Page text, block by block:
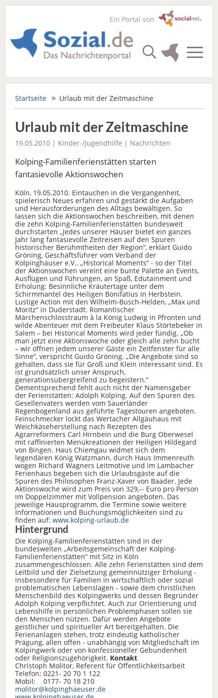
Ein Portal von
Startseite Urlaub mit der Zeitmaschine
Urlaub mit der Zeitmaschine
19.05.2010 | Kinder-/Jugendhilfe | Nachrichten
Kolping-Familienferienstätten starten
fantasievolle Aktionswochen
Köln, 19.05.2010. Eintauchen in die Vergangenheit,
spielerisch Neues erfahren und gestärkt die Aufgaben
und Herausforderungen des Alltags bewältigen. So
lassen sich die Aktionswochen beschreiben, mit denen
die zehn Kolping-Familienferienstätten bundesweit
durchstarten „Jedes unserer Häuser bietet ein ganzes
Jahr lang fantasievolle Zeitreisen auf den Spuren
historischer Berühmtheiten der Region“, erklärt Guido
Gröning, Geschäftsführer vom Verband der
Kolpinghäuser e.V.. „Historical Moments“ - so der Titel
der Aktionswochen vereint eine bunte Palette an Events,
Ausflügen und Führungen, an Spaß, Edutainment und
Erholung: Besinnliche Kräutertage unter dem
Schirmmantel des Heiligen Bonifatius in Herbstein.
Lustige Action mit den Wilhelm-Busch-Helden, „Max und
Moritz“ in Duderstadt. Romantischer
Märchenschlosstraum à la König Ludwig in Pfronten und
wilde Abenteuer mit dem Freibeuter Klaus Störtebeker in
Salem – bei Historical Moments wird jeder fündig. „Ob
man jetzt eine Aktionswoche oder gleich alle zehn bucht
– wir öffnen jedem unserer Gäste ein Zeitfenster für alle
Sinne“, verspricht Guido Gröning. „Die Angebote sind so
gehalten, dass sie für Groß und Klein interessant sind. Es
ist grundsätzlich unser Anspruch,
generationsübergreifend zu begeistern.“
Dementsprechend fehlt auch nicht der Namensgeber
der Ferienstätten: Adolph Kolping. Auf den Spuren des
Gesellenvaters werden vom Sauerländer
Regenbogenland aus geführte Tagestouren angeboten.
Feinschmecker lockt das Wertacher Allgäuhaus mit
Weichkäseherstellung nach Rezepten des
Agrarreformers Carl Hirnbein und die Burg Oberwesel
mit raffinierten Menükreationen der Heiligen Hildegard
von Bingen. Haus Chiemgau widmet sich dem
legendären König Watzmann, durch Haus Immenreuth
wogen Richard Wagners Leitmotive und im Lambacher
Ferienhaus begeben sich die Urlaubsgäste auf die
Spuren des Philosophen Franz-Xaver von Baader. Jede
Aktionswoche wird zum Preis von 329,-- Euro pro Person
im Doppelzimmer mit Vollpension angeboten. Das
jeweilige Hausprogramm, die Termine sowie weitere
Informationen und Buchungsmöglichkeiten sind zu
finden auf: www.kolping-urlaub.de
Hintergrund
Die Kolping-Familienferienstätten sind in der
bundesweiten „Arbeitsgemeinschaft der Kolping-
Familienferienstätten“ mit Sitz in Köln
zusammengeschlossen. Alle zehn Ferienstätten sind dem
Leitbild und der Zielsetzung gemeinnütziger Erholung -
insbesondere für Familien in wirtschaftlich oder sozial
problematischen Lebenslagen - sowie dem christlichen
Menschenbild des Kolpingwerks und dessen Begründer
Adolph Kolping verpflichtet. Auch zur Orientierung und
Lebenshilfe in persönlichen Problemphasen sollen sie
den Menschen nützen. Dafür werden Angebote
geistlicher und spiritueller Art bereitgehalten. Die
Ferienanlagen stehen, trotz eindeutig katholischer
Prägung, allen offen - unabhängig von Mitgliedschaft im
Kolpingwerk oder von konfessioneller Gebundenheit
oder Religionszugehörigkeit. Kontakt
Christoph Molitor, Referent für Öffentlichkeitsarbeit
Telefon: 0221- 20 70 1 122
Mobil: 0177- 70 18 210
molitor@kolpinghaeuser.de